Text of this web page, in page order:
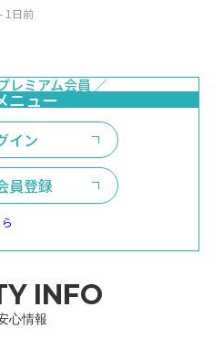
- 1日前
イン
員登録
INFO
心情報